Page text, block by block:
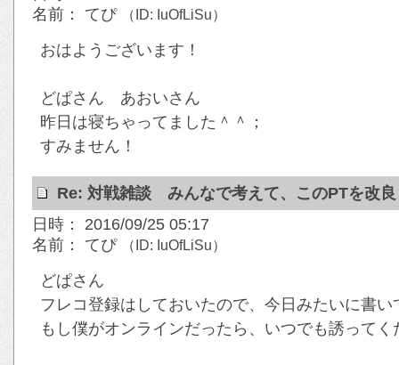
名前： てぴ
（ID: IuOfLiSu）
おはようございます！
どぱさん あおいさん
昨日は寝ちゃってました＾＾；
すみません！
Re: 対戦雑談 みんなで考えて、このPTを改
日時： 2016/09/25 05:17
名前： てぴ
（ID: IuOfLiSu）
どぱさん
フレコ登録はしておいたので、今日みたいに書
もし僕がオンラインだったら、いつでも誘ってく